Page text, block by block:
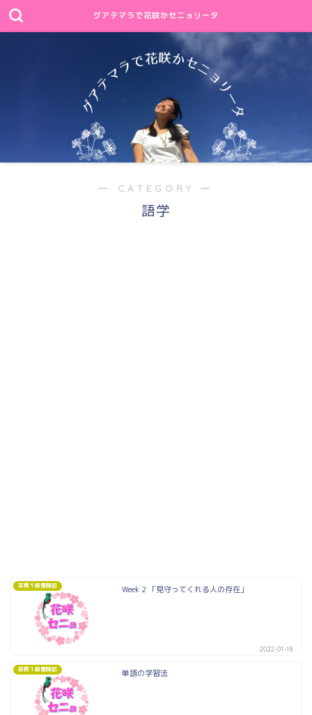
グアテマラで花咲かセニョリータ
― CATEGORY ―
語学
英検１級奮闘記 Week 2 「見守ってくれる人の存在」
2022-01-18
英検１級奮闘記 単語の学習法